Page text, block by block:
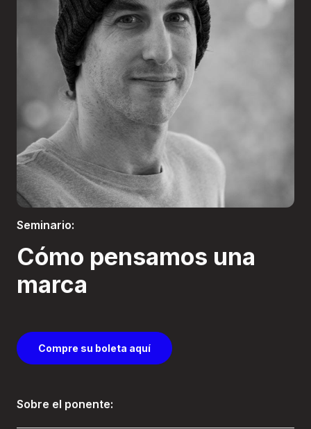
Inscribir
Boletería
Seminario:
Cómo pensamos una
marca
Compre su boleta aquí
Sobre el ponente: